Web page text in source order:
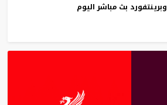
وبرينتفورد بث مباشر اليوم